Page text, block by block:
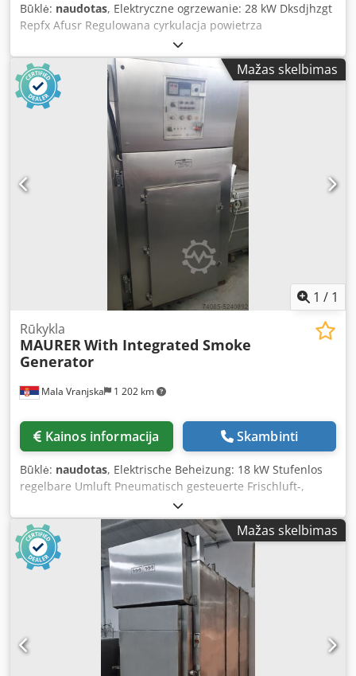
Būklė: naudotas, Elektryczne ogrzewanie: 28 kW Dksdjhzgt
Repfx Afusr Regulowana cyrkulacja powietrza
Pneumatycznie sterowane klapy powietrza świeżego,
wywiewu oraz dymu Czyszczenie: mycie pianą Podawanie
dymu: według życzenia klienta Materiał wędzarniczy:
zrębki drzewne Bez systemu dopalania gabaryty
urządzenia w cm: Szerokość: 150 Długość: 145 Wysokość:
275 Wymiary wózka w cm: 100 x 100 x 200 (wysokość)
Termin dostawy: 30 dni roboczych po otrzymaniu zaliczki
Mažas skelbimas
1 / 1
Mala Vranjska 1 202 km
Rūkykla
MAURERWith Integrated Smoke
Generator
Kainos informacija Skambinti
Būklė: naudotas, Elektrische Beheizung: 18 kW Stufenlos
regelbare Umluft Pneumatisch gesteuerte Frischluft-,
Abluft- und Rauchklappe Dsdpfx Afef U Tb Rjuokr
Reinigung: Schaumreinigung Rauchzufuhr: integriert
innerhalb der Kammer Rauchmaterial: Holzspäne Ohne
Nachbrennersystem Aufstellmaße der Maschine in cm:
Breite: 130 Länge: 120 Höhe: 230 Wagenmaße in cm: 90 x
90 x 160 (Höhe) Lieferzeit: 30 Arbeitstage nach
Zahlungseingang
Mažas skelbimas